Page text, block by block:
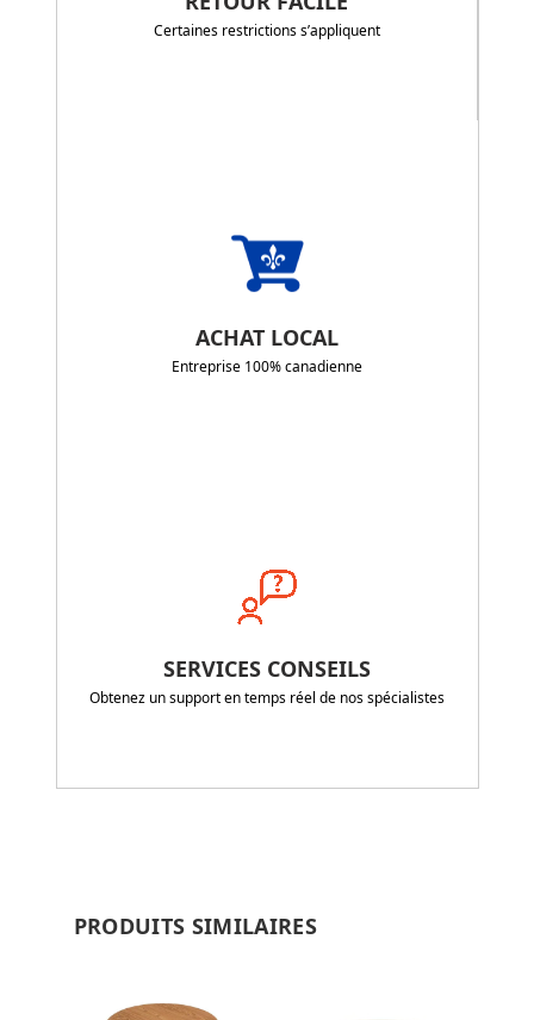
Certaines restrictions s’appliquent
ACHAT LOCAL
Entreprise 100% canadienne
SERVICES CONSEILS
Obtenez un support en temps réel de nos spécialistes
PRODUITS SIMILAIRES